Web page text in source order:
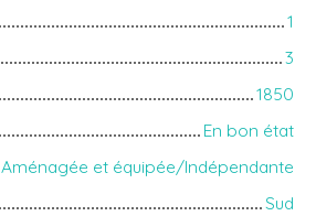
1
3
1850
En bon état
Aménagée et équipée/Indépendante
Sud